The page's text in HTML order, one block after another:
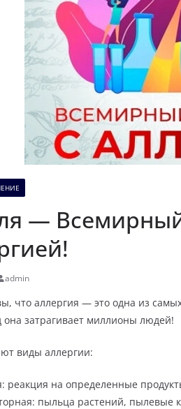
—
admin
что аллергия — это одна из
она затрагивает миллионы людей!
виды аллергии:
на определенные
пыльца растений, пылевые